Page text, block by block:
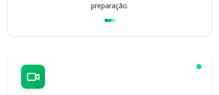
preparação.